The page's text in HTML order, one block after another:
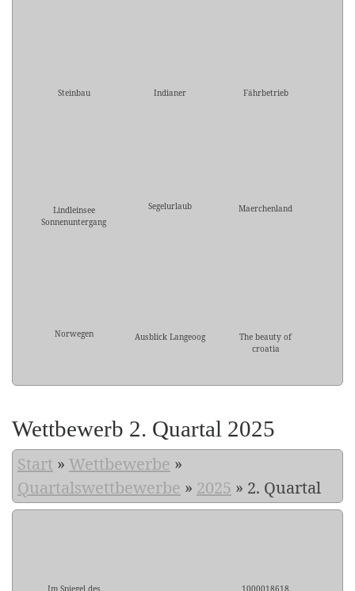
Steinbau Indianer Fährbetrieb
Lindleinsee
Sonnenuntergang
Segelurlaub Maerchenland
Norwegen Ausblick Langeoog
The beauty of
croatia
Wettbewerb 2. Quartal 2025
Start » Wettbewerbe »
Quartalswettbewerbe » 2025 » 2. Quartal
Im Spiegel des 1000018618